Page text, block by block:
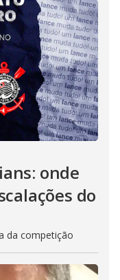
onde
do
da competição